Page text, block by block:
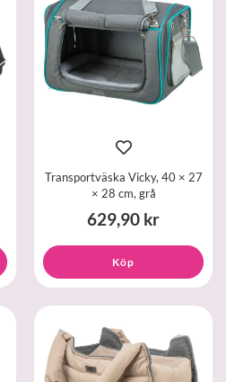
Transportväska Vicky, 40 × 27
× 28 cm, grå
629,90 kr
Köp